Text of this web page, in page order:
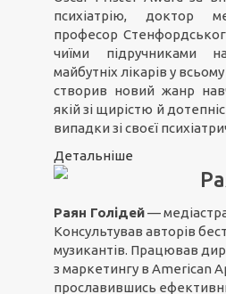
психіатрію, доктор
професор
чиїми підручниками
майбутніх лікарів у
створив новий жанр
якій зі щирістю й
випадки зі своєї
Детальніше
Раян Голідей—
Консультував авторів
музикантів. Працював
з маркетингу в American
прославившись